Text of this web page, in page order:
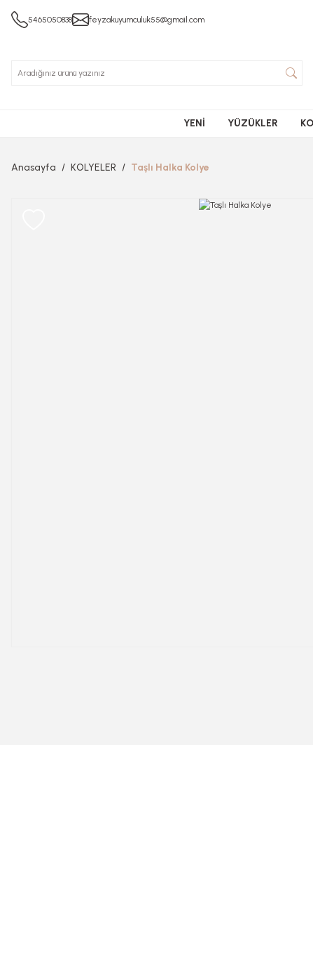
5465050838 feyzakuyumculuk55@gmail.com
YENİ YÜZÜKLER
Anasayfa KOLYELER Taşlı Halka Kolye